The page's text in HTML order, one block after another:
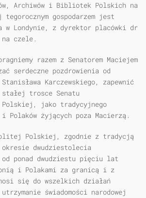
Archiwów i Bibliotek Polskich na
gospodarzem jest
w Londynie, z dyrektor placówki dr
na czele.
razem z Senatorem Maciejem
serdeczne pozdrowienia od
Karczewskiego, zapewnić
trosce Senatu
Polskiej, jako tradycyjnego
Polaków żyjących poza Macierzą.
Polskiej, zgodnie z tradycją
okresie dwudziestolecia
od ponad dwudziestu pięciu lat
i Polakami za granicą i z
się do wszelkich działań
świadomości narodowej